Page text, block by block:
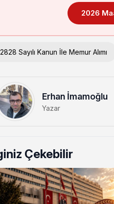
2026
2828 Sayılı Kanun İle Memur Alımı
Erhan İmamoğlu
Yazar
Çekebilir